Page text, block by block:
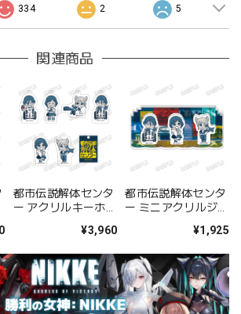
334 2 5
関連商品
都市伝説解体センタ
ー アクリルキーホル
¥3,960
都市伝説解体センタ
ー ミニアクリルジオ
¥1,925